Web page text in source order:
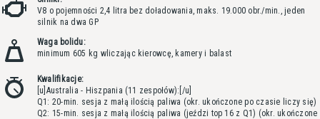
V8 o pojemności 2,4 litra bez doładowania, maks. 19.000 obr./min., jeden
silnik na dwa GP
Waga bolidu:
minimum 605 kg wliczając kierowcę, kamery i balast
Kwalifikacje:
[u]Australia - Hiszpania (11 zespołów):[/u]
Q1: 20-min. sesja z małą ilością paliwa (okr. ukończone po czasie liczy się)
Q2: 15-min. sesja z małą ilością paliwa (jeździ top 16 z Q1) (okr. ukończone